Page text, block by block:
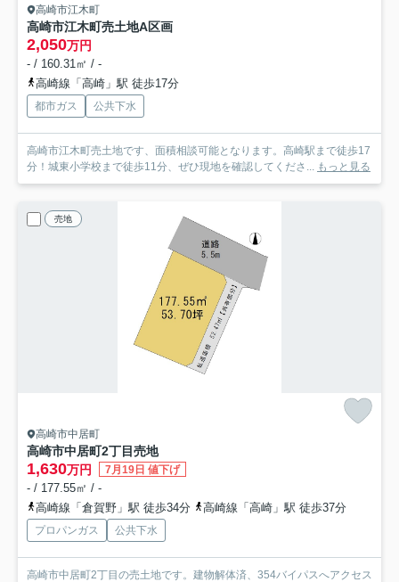
高崎市江木町
高崎市江木町売土地A区画
2,050万円
- / 160.31㎡ / -
高崎線「高崎」駅 徒歩17分
都市ガス 公共下水
高崎市江木町売土地です、面積相談可能となります。高崎駅まで徒歩17
分！城東小学校まで徒歩11分、ぜひ現地を確認してくださ...
もっと見る
売地
高崎市中居町
高崎市中居町2丁目売地
1,630万円 7月19日 値下げ
- / 177.55㎡ / -
高崎線「倉賀野」駅 徒歩34分
高崎線「高崎」駅 徒歩37分
プロパンガス 公共下水
高崎市中居町2丁目の売土地です。建物解体済、354バイパスへアクセス